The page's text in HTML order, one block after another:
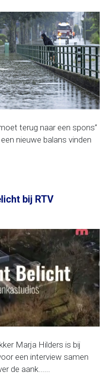
terug naar een spons”
nieuwe balans vinden
bij RTV
Marja Hilders is bij
een interview samen
de aank......